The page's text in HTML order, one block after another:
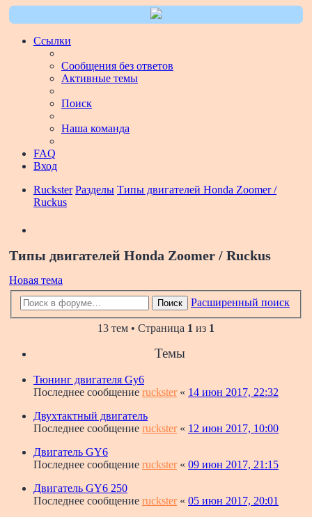
Ссылки
Сообщения без ответов
Активные темы
Поиск
Наша команда
FAQ
Вход
Ruckster Разделы Типы двигателей Honda Zoomer /
Ruckus
Типы двигателей Honda Zoomer / Ruckus
Новая тема
Поиск Расширенный поиск
13 тем • Страница 1 из 1
Темы
Тюнинг двигателя Gy6
Последнее сообщение ruckster« 14 июн 2017, 22:32
Двухтактный двигатель
Последнее сообщение ruckster« 12 июн 2017, 10:00
Двигатель GY6
Последнее сообщение ruckster« 09 июн 2017, 21:15
Двигатель GY6 250
Последнее сообщение ruckster« 05 июн 2017, 20:01